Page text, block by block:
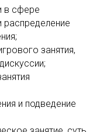
в сфере
распределение
занятия,
и подведение